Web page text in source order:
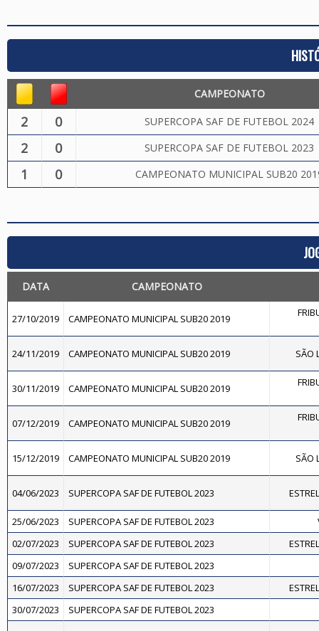
CAMPEONATO
2 0 SUPERCOPA SAF DE FUTEBOL 2024
2 0 SUPERCOPA SAF DE FUTEBOL 2023
1 0 CAMPEONATO MUNICIPAL SUB20
DATA CAMPEONATO
27/10/2019 CAMPEONATO MUNICIPAL SUB20 2019
24/11/2019 CAMPEONATO MUNICIPAL SUB20 2019 SÃO
30/11/2019 CAMPEONATO MUNICIPAL SUB20 2019
07/12/2019 CAMPEONATO MUNICIPAL SUB20 2019
15/12/2019 CAMPEONATO MUNICIPAL SUB20 2019 SÃO
04/06/2023 SUPERCOPA SAF DE FUTEBOL 2023
25/06/2023 SUPERCOPA SAF DE FUTEBOL 2023
02/07/2023
SUPERCOPA SAF DE FUTEBOL 2023
09/07/2023
SUPERCOPA SAF DE FUTEBOL 2023
16/07/2023
SUPERCOPA SAF DE FUTEBOL 2023
30/07/2023
SUPERCOPA SAF DE FUTEBOL 2023